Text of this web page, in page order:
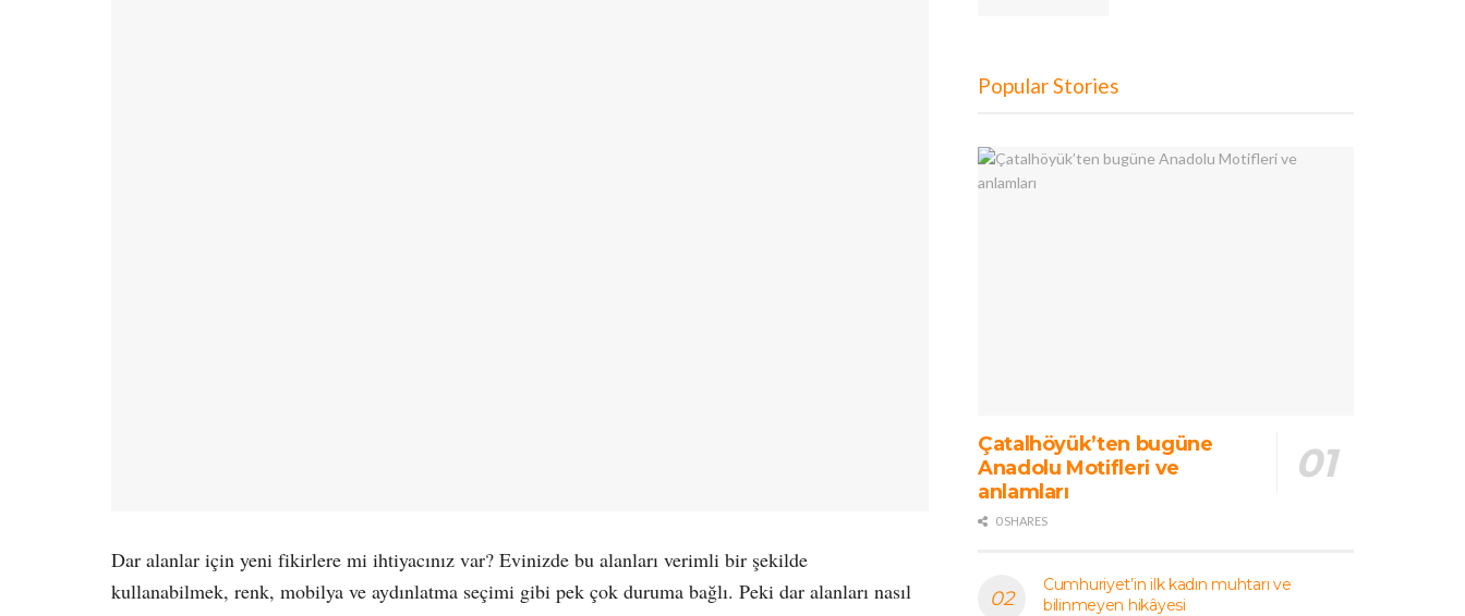
Dar alanlar için yeni fikirlere mi ihtiyacınız var? Evinizde bu alanları verimli bir şekilde
kullanabilmek, renk, mobilya ve aydınlatma seçimi gibi pek çok duruma bağlı. Peki dar alanları nasıl
Popular Stories
Çatalhöyük’ten bugüne
Anadolu Motifleri ve
anlamları
0 SHARES
Cumhuriyet’in ilk kadın muhtarı ve
bilinmeyen hikâyesi